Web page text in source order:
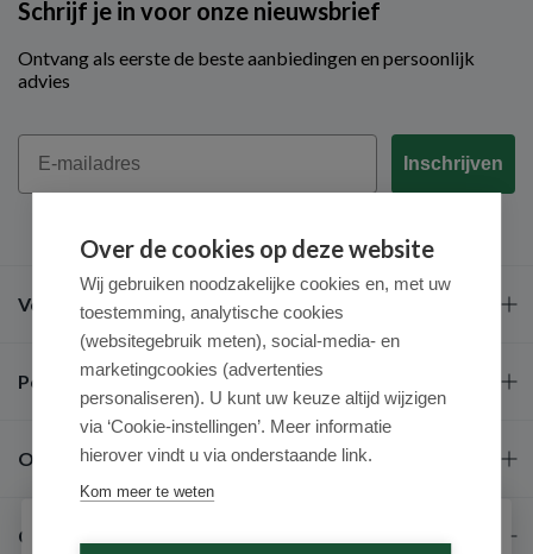
Schrijf je in voor onze nieuwsbrief
Ontvang als eerste de beste aanbiedingen en persoonlijk
advies
Email
Inschrijven
Veel gestelde vragen
Populaire merken
Over ons
Contact
Over de cookies op deze website
Wij gebruiken noodzakelijke cookies en, met uw
toestemming, analytische cookies
(websitegebruik meten), social-media- en
marketingcookies (advertenties
personaliseren). U kunt uw keuze altijd wijzigen
via ‘Cookie-instellingen’. Meer informatie
hierover vindt u via onderstaande link.
Kom meer te weten
Schrijf je in voor onze nieuwsbrief